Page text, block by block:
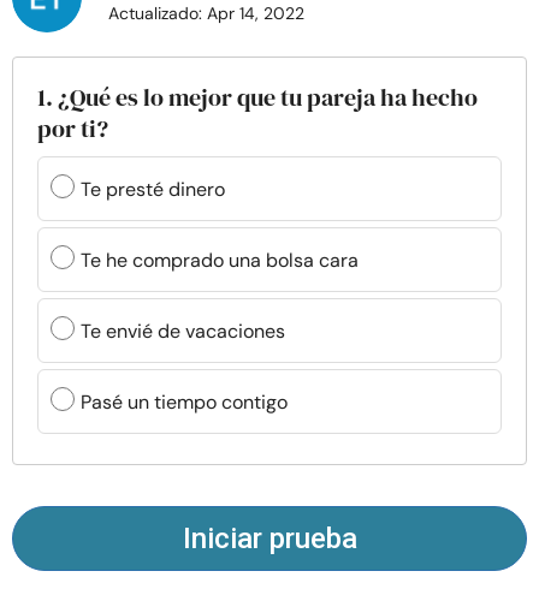
Familia
Ayuda
Cursos
Recursos
Comunidad
Encuentra un terapeuta
Idioma
Sobre nosotros Escríbenos
Actualizado: Apr 14, 2022
1. ¿Qué es lo mejor que tu pareja ha hecho
por ti?
Te presté dinero
Te he comprado una bolsa cara
Te envié de vacaciones
Pasé un tiempo contigo
Iniciar prueba